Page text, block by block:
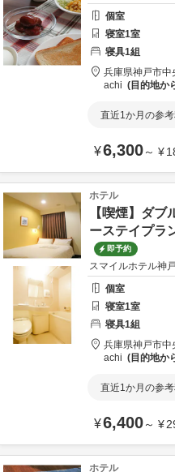
個室
寝室1室
寝具1組
兵庫県神戸市中
achi
目的地か
直近1か月の参
¥6,300～ ¥
ホテル
【喫煙】ダ
ーステイプラ
即予約
スマイルホテル神
個室
寝室1室
寝具1組
兵庫県神戸市中
achi
目的地か
直近1か月の参
¥6,400～ ¥
ホテル